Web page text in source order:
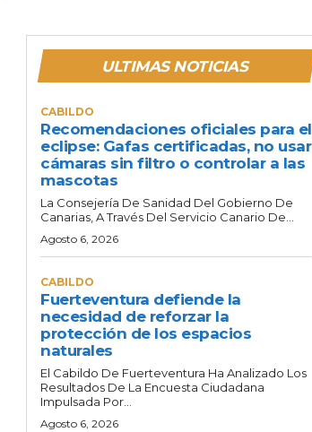
ULTIMAS NOTICIAS
CABILDO
Recomendaciones oficiales para el
eclipse: Gafas certificadas, no usar
cámaras sin filtro o controlar a las
mascotas
La Consejería De Sanidad Del Gobierno De
Canarias, A Través Del Servicio Canario De...
Agosto 6, 2026
CABILDO
Fuerteventura defiende la
necesidad de reforzar la
protección de los espacios
naturales
El Cabildo De Fuerteventura Ha Analizado Los
Resultados De La Encuesta Ciudadana
Impulsada Por...
Agosto 6, 2026